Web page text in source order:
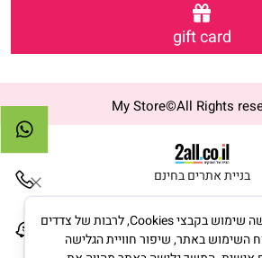
gift card
בניית אתרים בחינם
לידיעתך, באתרנו נעשה שימוש בקבצי Cookies, לרבות של צדדים
השימוש באתר, שיפור חוויית הגלישה